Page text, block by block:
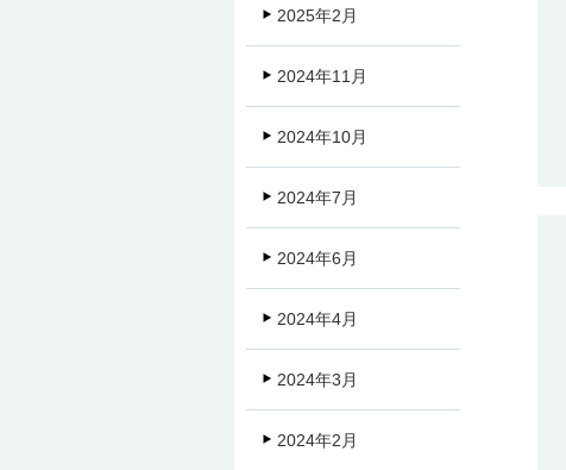
2025年2月
2024年11月
2024年10月
2024年7月
2024年6月
2024年4月
2024年3月
2024年2月